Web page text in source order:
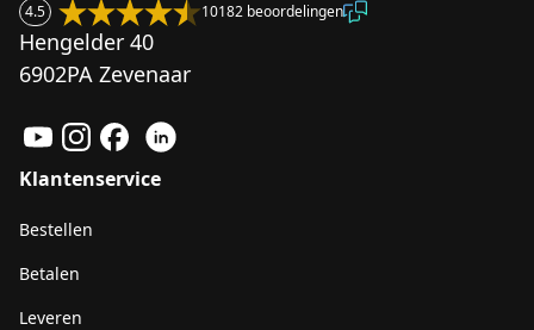
4.5 10182 beoordelingen
Hengelder 40
6902PA Zevenaar
Klantenservice
Bestellen
Betalen
Leveren